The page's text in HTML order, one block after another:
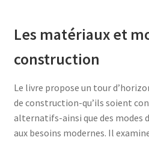
Les matériaux et
construction
Le livre propose un tour
de construction-qu’ils soient
alternatifs-ainsi que des modes
aux besoins modernes. Il